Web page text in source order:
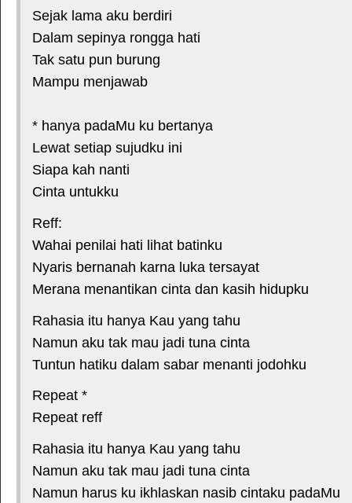
Sejak lama aku berdiri
Dalam sepinya rongga hati
Tak satu pun burung
Mampu menjawab
* hanya padaMu ku bertanya
Lewat setiap sujudku ini
Siapa kah nanti
Cinta untukku
Reff:
Wahai penilai hati lihat batinku
Nyaris bernanah karna luka tersayat
Merana menantikan cinta dan kasih hidupku
Rahasia itu hanya Kau yang tahu
Namun aku tak mau jadi tuna cinta
Tuntun hatiku dalam sabar menanti jodohku
Repeat *
Repeat reff
Rahasia itu hanya Kau yang tahu
Namun aku tak mau jadi tuna cinta
Namun harus ku ikhlaskan nasib cintaku padaMu